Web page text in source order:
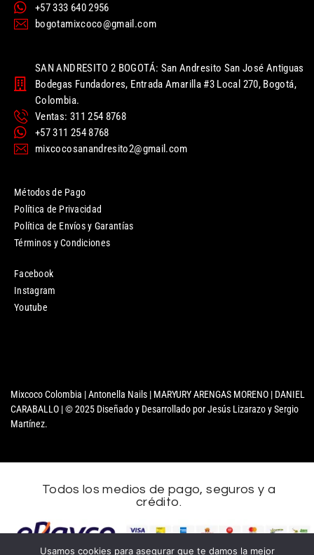
+57 333 640 2956
bogotamixcoco@gmail.com
SAN ANDRESITO 2 BOGOTÁ: San Andresito San José Antiguas
Bodegas Fundadores, Entrada Amarilla #3 Local 270, Bogotá,
Colombia.
Ventas: 311 254 8768
+57 311 254 8768
mixcocosanandresito2@gmail.com
Métodos de Pago
Política de Privacidad
Política de Envíos y Garantías
Términos y Condiciones
Facebook
Instagram
Youtube
Mixcoco Colombia | Antonella Nails | MARYURY ARENGAS MORENO | DANIEL
CARABALLO | © 2025 Diseñado y Desarrollado por Jesús Lizarazo y Sergio
Martínez.
Todos los medios de pago, seguros y a
crédito.
Usamos cookies para asegurar que te damos la mejor